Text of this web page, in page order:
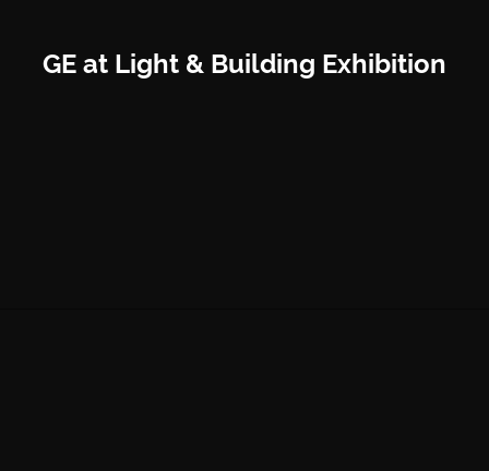
GE at Light & Building Exhibition